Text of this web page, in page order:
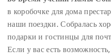
в коробочке для дома
наши поездки. Собралась
подарки и гостинцы для
Если у вас есть